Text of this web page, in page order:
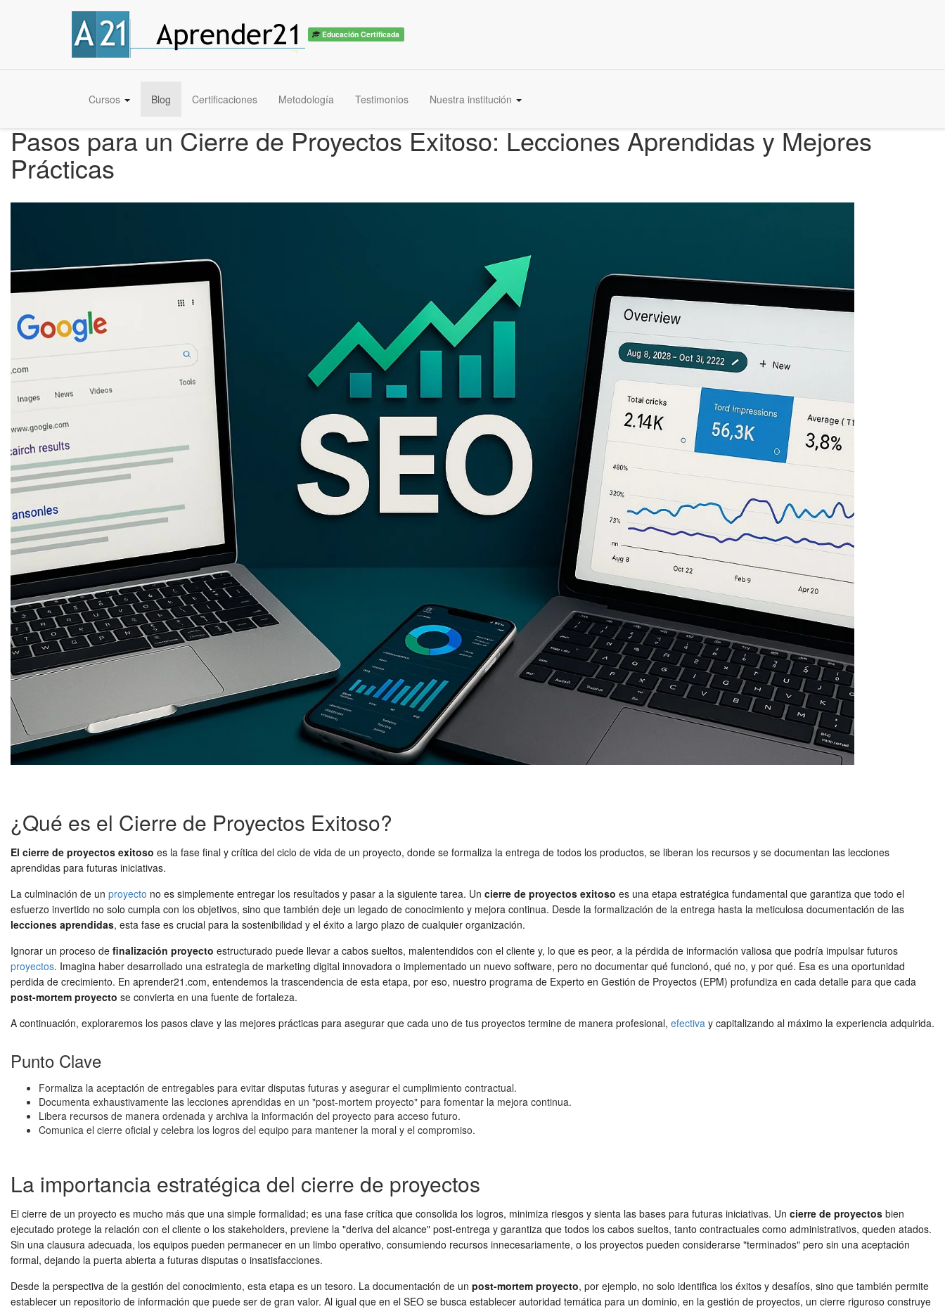
Educación Certificada
Cursos Blog Certificaciones Metodología Testimonios Nuestra institución
Pasos para un Cierre de Proyectos Exitoso: Lecciones Aprendidas y Mejores
Prácticas
¿Qué es el Cierre de Proyectos Exitoso?
El cierre de proyectos exitoso es la fase final y crítica del ciclo de vida de un proyecto, donde se formaliza la entrega de todos los productos, se liberan los recursos y se documentan las lecciones
aprendidas para futuras iniciativas.
La culminación de un proyecto no es simplemente entregar los resultados y pasar a la siguiente tarea. Un cierre de proyectos exitoso es una etapa estratégica fundamental que garantiza que todo el
esfuerzo invertido no solo cumpla con los objetivos, sino que también deje un legado de conocimiento y mejora continua. Desde la formalización de la entrega hasta la meticulosa documentación de las
lecciones aprendidas, esta fase es crucial para la sostenibilidad y el éxito a largo plazo de cualquier organización.
Ignorar un proceso de finalización proyecto estructurado puede llevar a cabos sueltos, malentendidos con el cliente y, lo que es peor, a la pérdida de información valiosa que podría impulsar futuros
proyectos. Imagina haber desarrollado una estrategia de marketing digital innovadora o implementado un nuevo software, pero no documentar qué funcionó, qué no, y por qué. Esa es una oportunidad
perdida de crecimiento. En aprender21.com, entendemos la trascendencia de esta etapa, por eso, nuestro programa de Experto en Gestión de Proyectos (EPM) profundiza en cada detalle para que cada
post-mortem proyecto se convierta en una fuente de fortaleza.
A continuación, exploraremos los pasos clave y las mejores prácticas para asegurar que cada uno de tus proyectos termine de manera profesional, efectiva y capitalizando al máximo la experiencia adquirida.
Punto Clave
Formaliza la aceptación de entregables para evitar disputas futuras y asegurar el cumplimiento contractual.
Documenta exhaustivamente las lecciones aprendidas en un "post-mortem proyecto" para fomentar la mejora continua.
Libera recursos de manera ordenada y archiva la información del proyecto para acceso futuro.
Comunica el cierre oficial y celebra los logros del equipo para mantener la moral y el compromiso.
La importancia estratégica del cierre de proyectos
El cierre de un proyecto es mucho más que una simple formalidad; es una fase crítica que consolida los logros, minimiza riesgos y sienta las bases para futuras iniciativas. Un cierre de proyectos bien
ejecutado protege la relación con el cliente o los stakeholders, previene la "deriva del alcance" post-entrega y garantiza que todos los cabos sueltos, tanto contractuales como administrativos, queden atados.
Sin una clausura adecuada, los equipos pueden permanecer en un limbo operativo, consumiendo recursos innecesariamente, o los proyectos pueden considerarse "terminados" pero sin una aceptación
formal, dejando la puerta abierta a futuras disputas o insatisfacciones.
Desde la perspectiva de la gestión del conocimiento, esta etapa es un tesoro. La documentación de un post-mortem proyecto, por ejemplo, no solo identifica los éxitos y desafíos, sino que también permite
establecer un repositorio de información que puede ser de gran valor. Al igual que en el SEO se busca establecer autoridad temática para un dominio, en la gestión de proyectos, un cierre riguroso construye